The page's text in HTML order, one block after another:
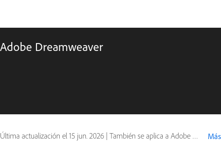
Adobe Dreamweaver
Última actualización el 15 jun. 2026 | También se aplica a Adobe Dreamweaver Más